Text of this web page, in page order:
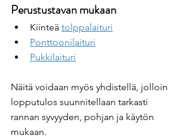
Perustustavan mukaan
Kiinteä tolppalaituri
Ponttoonilaituri
Pukkilaituri
Näitä voidaan myös yhdistellä, jolloin
lopputulos suunnitellaan tarkasti
rannan syvyyden, pohjan ja käytön
mukaan.